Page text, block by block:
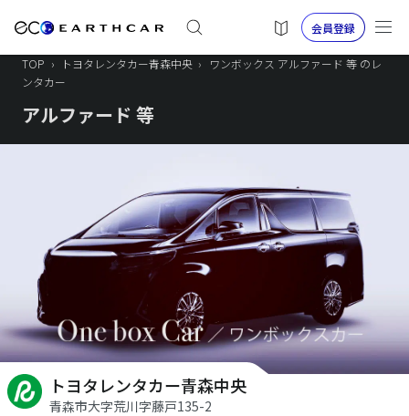
会員登録
TOP › トヨタレンタカー青森中央 ›
ワンボックス アルファード 等 のレ
ンタカー
アルファード 等
トヨタレンタカー青森中央
青森市大字荒川字藤戸135-2